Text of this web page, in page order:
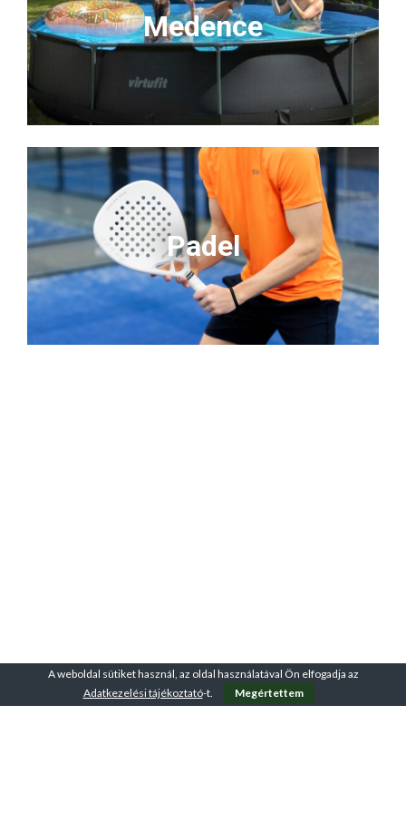
Medence
Padel
A weboldal sütiket használ, az oldal használatával Ön elfogadja az
Adatkezelési tájékoztató-t. Megértettem